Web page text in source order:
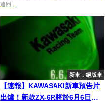
追回...
新車．絕版車
【速報】KAWASAKI新車預告片
出爐！新款ZX-6R將於6月6日發